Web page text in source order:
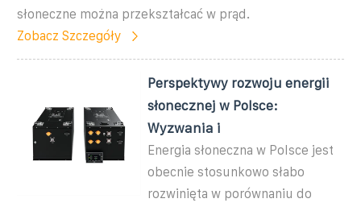
słoneczne można przekształcać w prąd.
Zobacz Szczegóły
Perspektywy rozwoju energii
słonecznej w Polsce:
Wyzwania i
Energia słoneczna w Polsce jest
obecnie stosunkowo słabo
rozwinięta w porównaniu do